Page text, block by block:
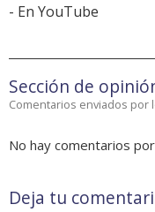
- En YouTube
Sección de
Comentarios enviados por
No hay comentarios
Deja tu